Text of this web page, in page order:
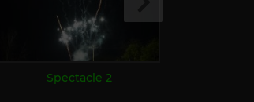
Spectacle 2